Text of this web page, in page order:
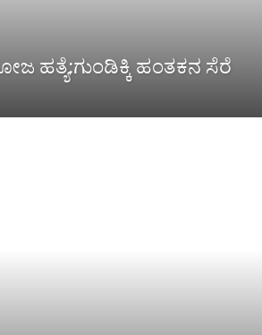
ಹತ್ಯೆ:ಗುಂಡಿಕ್ಕಿ ಹಂತಕನ ಸೆರೆ